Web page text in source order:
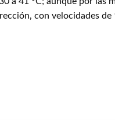
con velocidades